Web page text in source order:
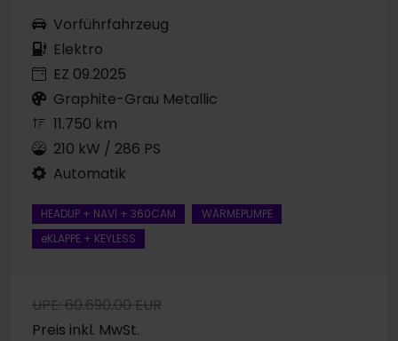
Vorführfahrzeug
Elektro
EZ 09.2025
Graphite-Grau Metallic
11.750 km
210 kW / 286 PS
Automatik
HEADUP + NAVI + 360CAM
WÄRMEPUMPE
eKLAPPE + KEYLESS
UPE: 60.690,00 EUR
Preis inkl. MwSt.